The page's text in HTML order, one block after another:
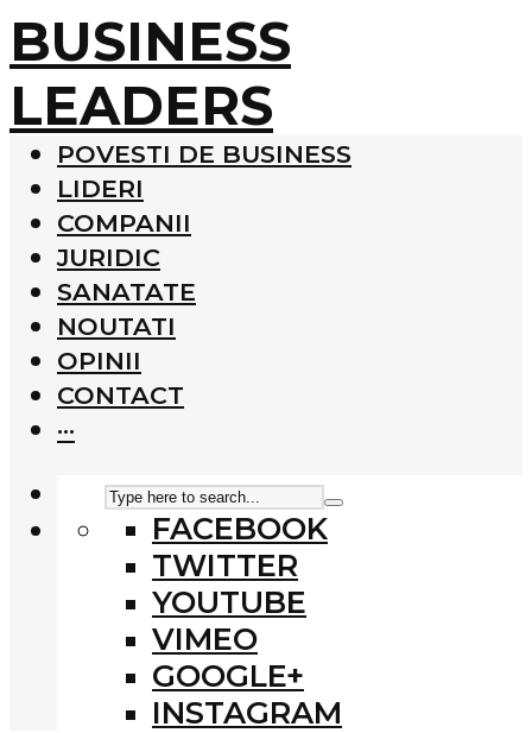
BUSINESS
LEADERS
POVESTI DE BUSINESS
LIDERI
COMPANII
JURIDIC
SANATATE
NOUTATI
OPINII
CONTACT
···
FACEBOOK
TWITTER
YOUTUBE
VIMEO
GOOGLE+
INSTAGRAM